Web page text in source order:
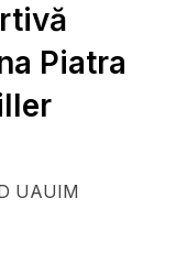
Piatra
UAUIM